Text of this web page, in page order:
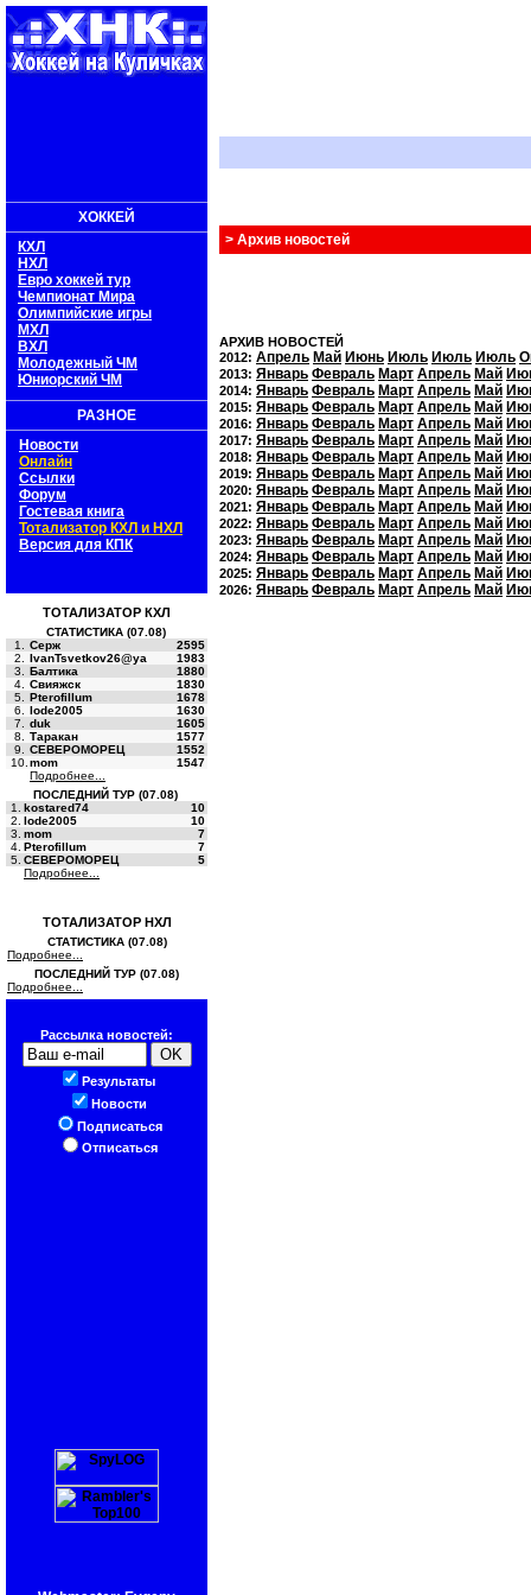
ХОККЕЙ
КХЛ
НХЛ
Евро хоккей тур
Чемпионат Мира
Олимпийские игры
МХЛ
ВХЛ
Молодежный ЧМ
Юниорский ЧМ
РАЗНОЕ
Новости
Онлайн
Ссылки
Форум
Гостевая книга
Тотализатор КХЛ и НХЛ
Версия для КПК
ТОТАЛИЗАТОР КХЛ
СТАТИСТИКА (07.08)
1.
Серж
2595
2.
IvanTsvetkov26@ya
1983
3.
Балтика
1880
4.
Свияжск
1830
5.
Pterofillum
1678
6.
lode2005
1630
7.
duk
1605
8.
Таракан
1577
9.
СЕВЕРОМОРЕЦ
1552
10. mom
1547
Подробнее...
ПОСЛЕДНИЙ ТУР (07.08)
1.
kostared74
10
2. lode2005
10
3. mom
7
4. Pterofillum
7
5. СЕВЕРОМОРЕЦ
5
Подробнее...
ТОТАЛИЗАТОР НХЛ
СТАТИСТИКА (07.08)
Подробнее...
ПОСЛЕДНИЙ ТУР (07.08)
Подробнее...
Рассылка новостей:
Результаты
Новости
Подписаться
Отписаться
> Архив новостей
АРХИВ НОВОСТЕЙ
2012: Апрель Май Июнь Июль Июль Июль
2013: Январь Февраль Март Апрель Май
2014: Январь Февраль Март Апрель Май
2015: Январь Февраль Март Апрель Май
2016: Январь Февраль Март Апрель Май
2017: Январь Февраль Март Апрель Май
2018: Январь Февраль Март Апрель Май
2019: Январь Февраль Март Апрель Май
2020: Январь Февраль Март Апрель Май
2021: Январь Февраль Март Апрель Май
2022: Январь Февраль Март Апрель Май
2023: Январь Февраль Март Апрель Май
2024: Январь Февраль Март Апрель Май
2025: Январь Февраль Март Апрель Май
2026: Январь Февраль Март Апрель Май